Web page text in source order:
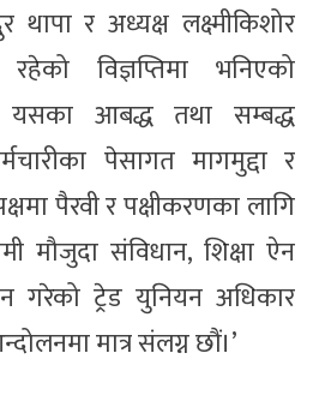
थापा र अध्यक्ष लक्ष्मीकिशोर
विज्ञप्तिमा भनिएको
यसका आबद्ध तथा सम्बद्ध
पेसागत मागमुद्दा र
पैरवी र पक्षीकरणका लागि
मौजुदा संविधान, शिक्षा ऐन
गरेको ट्रेड युनियन अधिकार
मात्र संलग्न छौं।’